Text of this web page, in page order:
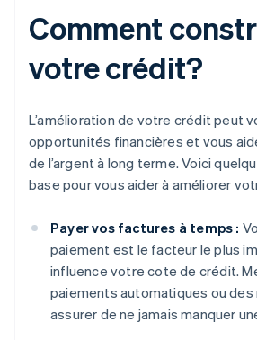
Comment
votre crédit?
L’amélioration de votre crédit peut
opportunités financières et vous
de l’argent à long terme. Voici
base pour vous aider à améliorer
Payer vos factures à temps :
paiement est le facteur le plus
influence votre cote de crédit.
paiements automatiques ou des
assurer de ne jamais manquer